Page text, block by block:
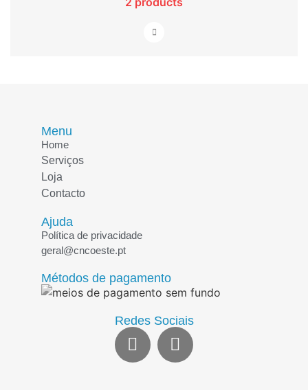
Menu
Home
Serviços
Loja
Contacto
Ajuda
Política de privacidade
geral@cncoeste.pt
Métodos de pagamento
Redes Sociais